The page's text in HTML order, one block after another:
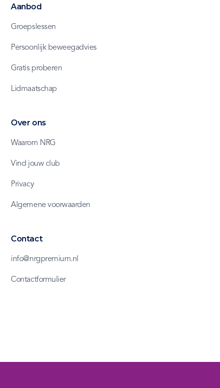
Aanbod
Groepslessen
Persoonlijk beweegadvies
Gratis proberen
Lidmaatschap
Over ons
Waarom NRG
Vind jouw club
Privacy
Algemene voorwaarden
Contact
info@nrgpremium.nl
Contactformulier